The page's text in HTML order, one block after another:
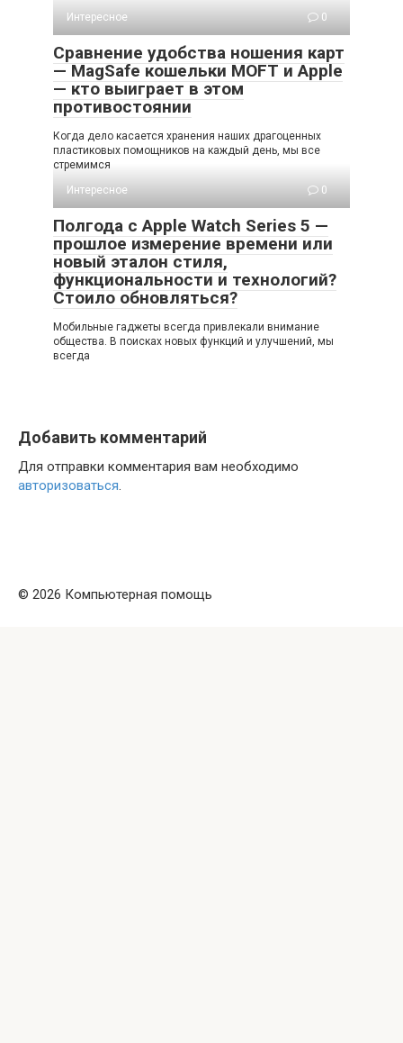
Интересное
0
Сравнение удобства ношения карт
— MagSafe кошельки MOFT и Apple
— кто выиграет в этом
противостоянии
Когда дело касается хранения наших драгоценных
пластиковых помощников на каждый день, мы все
стремимся
Интересное
0
Полгода с Apple Watch Series 5 —
прошлое измерение времени или
новый эталон стиля,
функциональности и технологий?
Стоило обновляться?
Мобильные гаджеты всегда привлекали внимание
общества. В поисках новых функций и улучшений, мы
всегда
Добавить комментарий
Для отправки комментария вам необходимо
авторизоваться.
© 2026 Компьютерная помощь